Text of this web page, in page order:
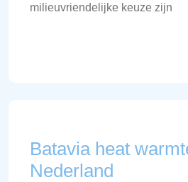
milieuvriendelijke keuze zijn
Batavia heat
Nederland